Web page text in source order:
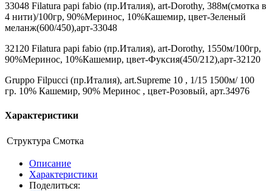
33048 Filatura papi fabio (пр.Италия), art-Dorothy, 388м(смотка в
4 нити)/100гр, 90%Меринос, 10%Кашемир, цвет-Зеленый
меланж(600/450),арт-33048
32120 Filatura papi fabio (пр.Италия), art-Dorothy, 1550м/100гр,
90%Меринос, 10%Кашемир, цвет-Фуксия(450/212),арт-32120
Gruppo Filpucci (пр.Италия), art.Supreme 10 , 1/15 1500м/ 100
гр. 10% Кашемир, 90% Меринос , цвет-Розовый, арт.34976
Характеристики
Структура Смотка
Описание
Характеристики
Поделиться: